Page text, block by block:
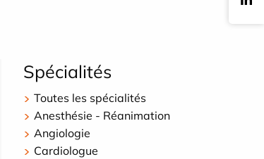
Spécialités
Toutes les spécialités
Anesthésie - Réanimation
Angiologie
Cardiologue